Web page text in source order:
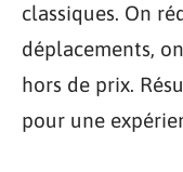
classiques. On
déplacements,
hors de prix.
pour une